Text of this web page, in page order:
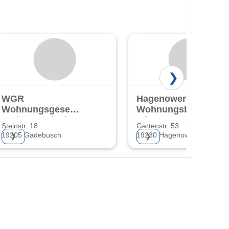
WGR
Wohnungsgesellschaft
Radegasttal mbH
& GIB
Gadebuscher
Immobilienbetreuungs-
Steinstr. 18
19205 Gadebusch
❯
Hagenower
mbH
Gartenstr. 53
19230 Hagenow
❯
❯